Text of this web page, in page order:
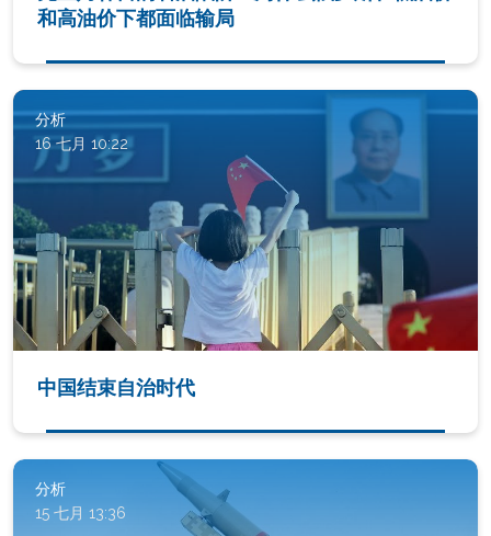
和高油价下都面临输局
分析
16 七月 10:22
中国结束自治时代
分析
15 七月 13:36